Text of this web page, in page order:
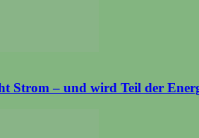
Strom – und wird Teil der